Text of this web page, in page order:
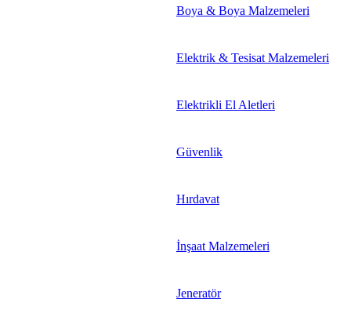
Boya & Boya Malzemeleri
Elektrik & Tesisat Malzemeleri
Elektrikli El Aletleri
Güvenlik
Hırdavat
İnşaat Malzemeleri
Jeneratör